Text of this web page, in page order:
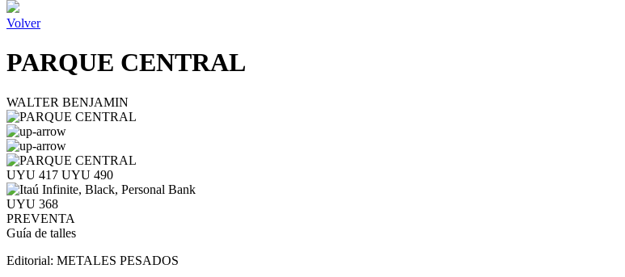
Volver
PARQUE CENTRAL
WALTER BENJAMIN
UYU 417 UYU 490
UYU 368
PREVENTA
Guía de talles
Editorial: METALES PESADOS